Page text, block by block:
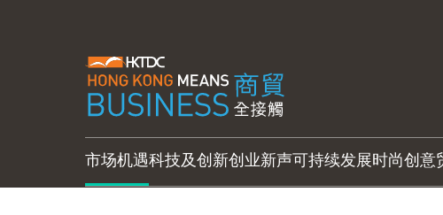
市场机遇科技及创新创业新声可持续发展时尚创意